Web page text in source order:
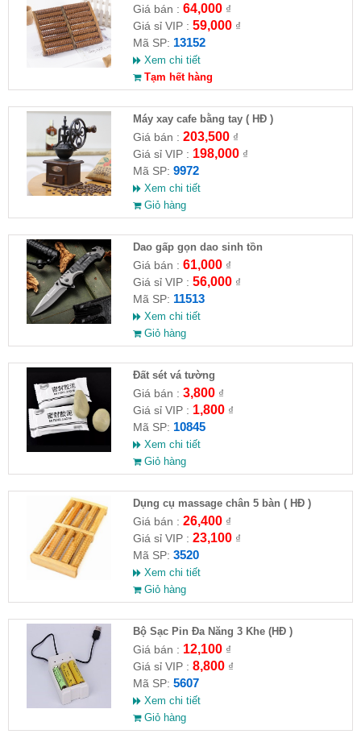
Giá bán : 64,000₫
Giá sỉ VIP : 59,000₫
Mã SP: 13152
Xem chi tiết
Tạm hết hàng
Máy xay cafe bằng tay ( HĐ )
Giá bán : 203,500₫
Giá sỉ VIP : 198,000₫
Mã SP: 9972
Xem chi tiết
Giỏ hàng
Dao gấp gọn dao sinh tồn
Giá bán : 61,000₫
Giá sỉ VIP : 56,000₫
Mã SP: 11513
Xem chi tiết
Giỏ hàng
Đất sét vá tường
Giá bán : 3,800₫
Giá sỉ VIP : 1,800₫
Mã SP: 10845
Xem chi tiết
Giỏ hàng
Dụng cụ massage chân 5 bàn ( HĐ )
Giá bán : 26,400₫
Giá sỉ VIP : 23,100₫
Mã SP: 3520
Xem chi tiết
Giỏ hàng
Bộ Sạc Pin Đa Năng 3 Khe (HĐ )
Giá bán : 12,100₫
Giá sỉ VIP : 8,800₫
Mã SP: 5607
Xem chi tiết
Giỏ hàng